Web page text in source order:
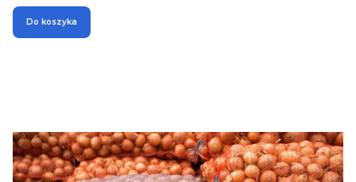
Do koszyka